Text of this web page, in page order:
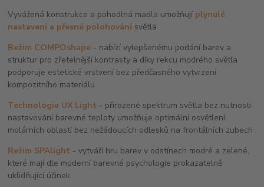
Vyvážená konstrukce a pohodlná madla umožňují plynulé
nastavení a přesné polohování světla
Režim COMPOshape - nabízí vylepšenému podání barev a
struktur pro zřetelnější kontrasty a díky rekcu modrého světla
podporuje estetické vrstvení bez předčasného vytvrzení
kompozitního materiálu
Technologie UX Light - přirozené spektrum světla bez nutnosti
nastavování barevné teploty umožňuje optimální osvětlení
molárních oblastí bez nežádoucích odlesků na frontálních zubech
Režim SPAlight -vytváří hru barev v odstínech modré a zelené,
které mají dle moderní barevné psychologie prokazatelně
uklidňující účinek